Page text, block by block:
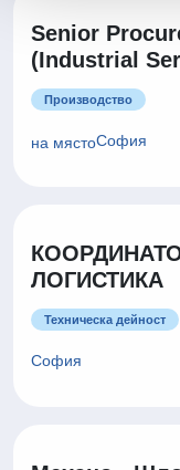
Senior
(Industrial
Производство
на мястоСофия
ЛОГИСТИКА
Техническа дейност
София